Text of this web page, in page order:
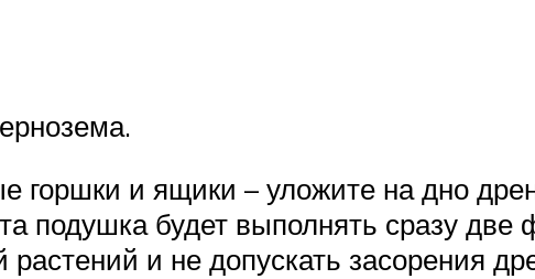
горшки и ящики – уложите на дно
подушка будет выполнять сразу две
и не допускать засорения